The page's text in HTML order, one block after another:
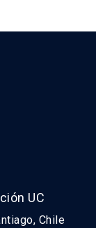
UC
Chile